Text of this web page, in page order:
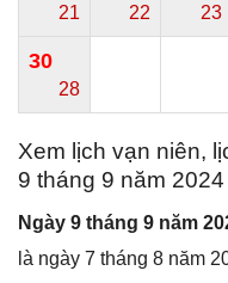
21 22 23
30
28
Xem lịch vạn niên,
9 tháng 9 năm 2024
Ngày 9 tháng 9 năm
là ngày 7 tháng 8 năm